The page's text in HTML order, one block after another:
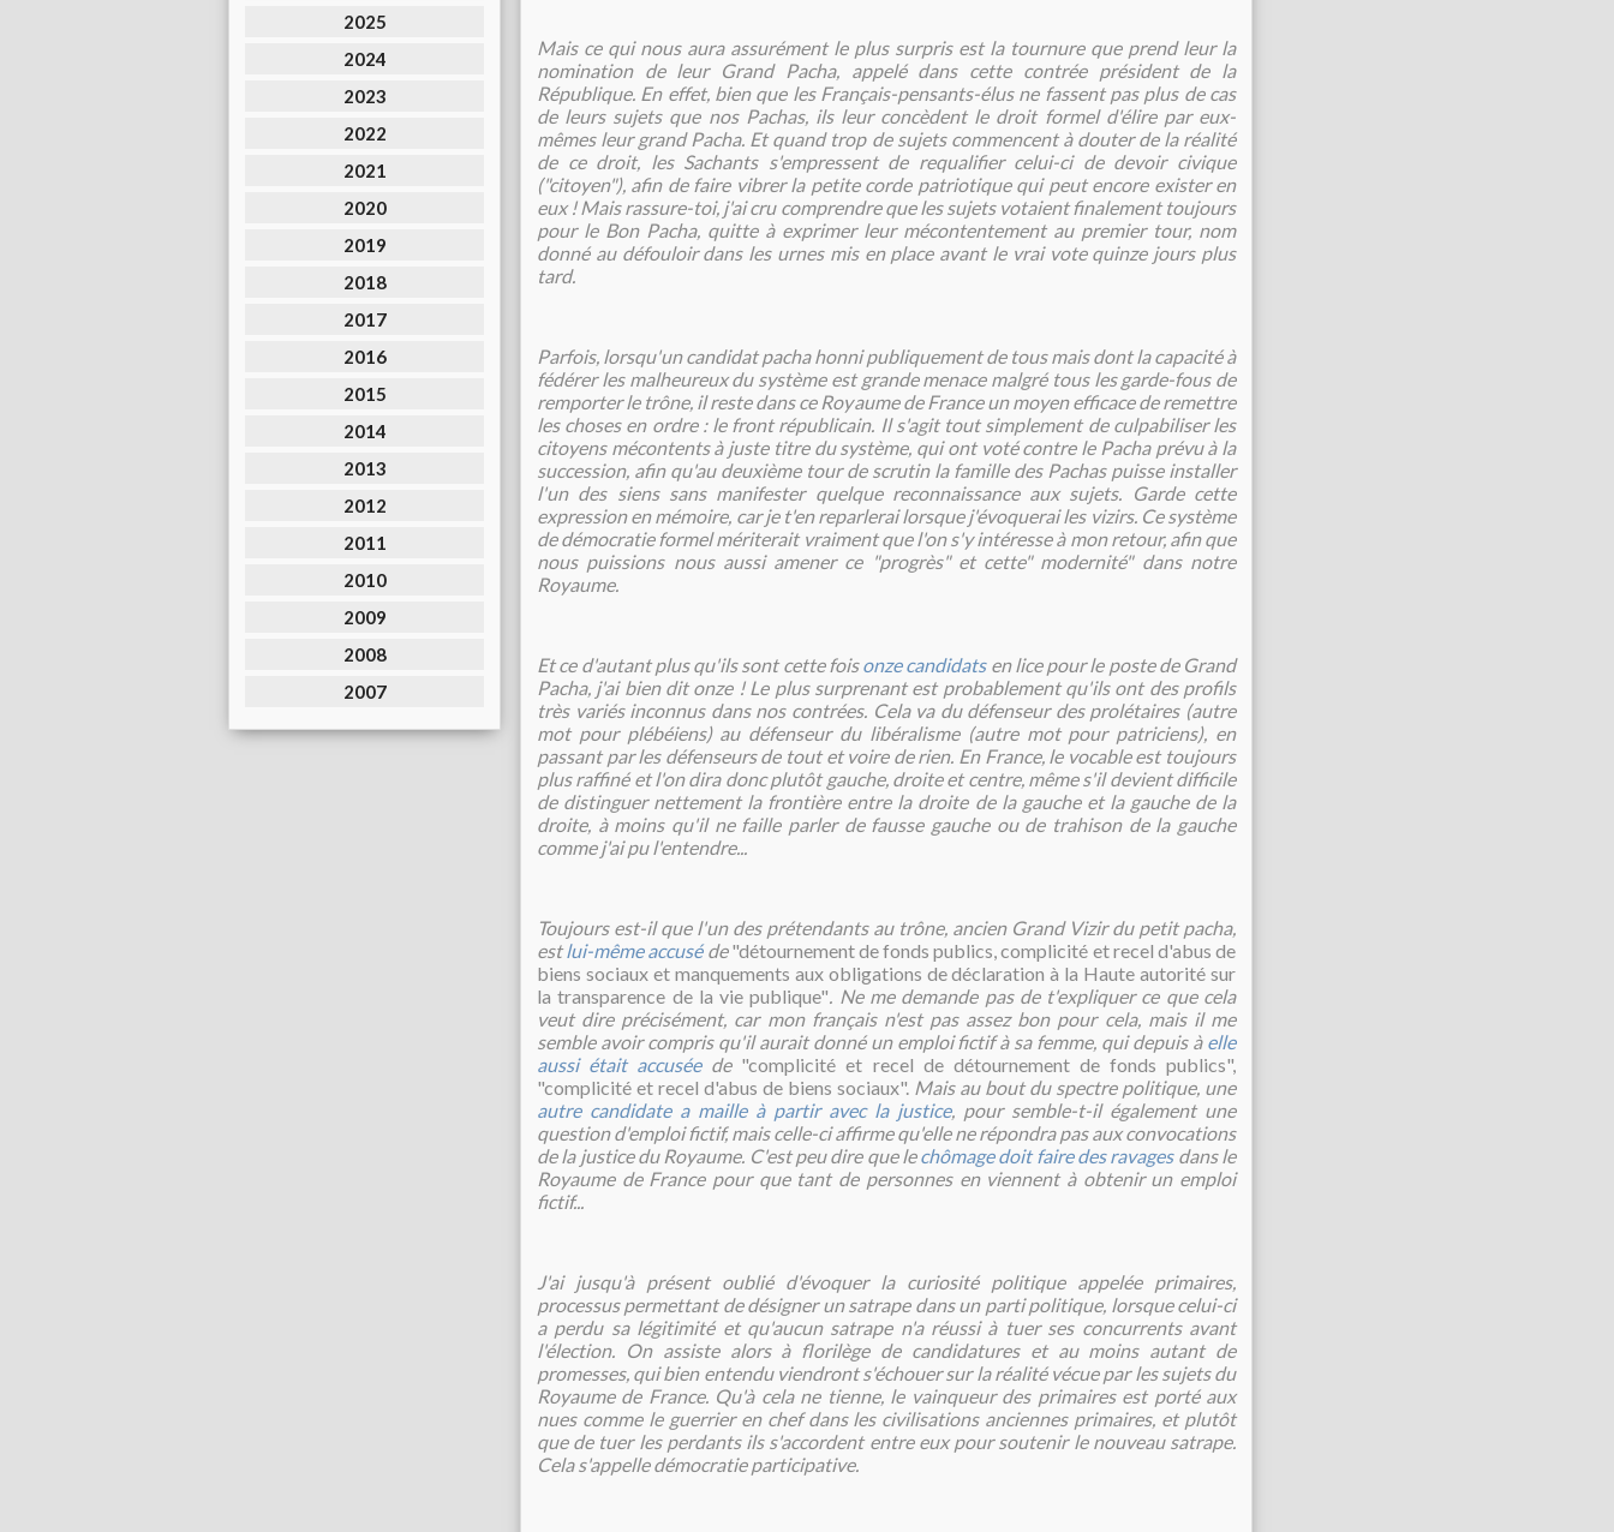
2025
2024
2023
2022
2021
2020
2019
2018
2017
2016
2015
2014
2013
2012
2011
2010
2009
2008
2007
Mais ce qui nous aura assurément le plus surpris est la tournure que prend leur la
nomination de leur Grand Pacha, appelé dans cette contrée président de la
République. En effet, bien que les Français-pensants-élus ne fassent pas plus de cas
de leurs sujets que nos Pachas, ils leur concèdent le droit formel d'élire par eux-
mêmes leur grand Pacha. Et quand trop de sujets commencent à douter de la réalité
de ce droit, les Sachants s'empressent de requalifier celui-ci de devoir civique
("citoyen"), afin de faire vibrer la petite corde patriotique qui peut encore exister en
eux !Mais rassure-toi, j'ai cru comprendre que les sujets votaient finalement toujours
pour le Bon Pacha, quitte à exprimer leur mécontentement au premier tour, nom
donné au défouloir dans les urnes mis en place avant le vrai vote quinze jours plus
tard.
Parfois, lorsqu'un candidat pacha honni publiquement de tous mais dont la capacité à
fédérer les malheureux du système est grande menace malgré tous les garde-fous de
remporter le trône, il reste dans ce Royaume de France un moyen efficace de remettre
les choses en ordre : le front républicain. Il s'agit tout simplement de culpabiliser les
citoyens mécontents à juste titre du système, qui ont voté contre le Pacha prévu à la
succession, afin qu'au deuxième tour de scrutin la famille des Pachas puisse installer
l'un des siens sans manifester quelque reconnaissance aux sujets. Garde cette
expression en mémoire, car je t'en reparlerai lorsque j'évoquerai les vizirs. Ce système
de démocratie formel mériterait vraiment que l'on s'y intéresse à mon retour, afin que
nous puissions nous aussi amener ce "progrès" et cette" modernité" dans notre
Royaume.
Et ce d'autant plus qu'ils sont cette foisonze candidatsen lice pour le poste de Grand
Pacha, j'ai bien dit onze ! Le plus surprenant est probablement qu'ils ont des profils
très variés inconnus dans nos contrées. Cela va du défenseur des prolétaires (autre
mot pour plébéiens) au défenseur du libéralisme (autre mot pour patriciens), en
passant par les défenseurs de tout et voire de rien. En France, le vocable est toujours
plus raffiné et l'on dira donc plutôt gauche, droite et centre, même s'il devient difficile
de distinguer nettement la frontière entre la droite de la gauche et la gauche de la
droite, à moins qu'il ne faille parler de fausse gauche ou de trahison de la gauche
comme j'ai pu l'entendre...
Toujours est-il que l'un des prétendants au trône, ancien Grand Vizir du petit pacha,
estlui-même accuséde"détournement de fonds publics, complicité et recel d'abus de
biens sociaux et manquements aux obligations de déclaration à la Haute autorité sur
la transparence de la vie publique". Ne me demande pas de t'expliquer ce que cela
veut dire précisément, car mon français n'est pas assez bon pour cela, mais il me
semble avoir compris qu'il aurait donné un emploi fictif à sa femme, qui depuis à elle
aussi était accuséede"complicité et recel de détournement de fonds publics",
"complicité et recel d'abus de biens sociaux". Mais au bout du spectre politique, une
autre candidate a maille à partir avec la justice, pour semble-t-il également une
question d'emploi fictif, mais celle-ci affirme qu'elle ne répondra pas aux convocations
de la justice du Royaume. C'est peu dire que lechômage doit faire des ravagesdans le
Royaume de France pour que tant de personnes en viennent à obtenir un emploi
fictif...
J'ai jusqu'à présent oublié d'évoquer la curiosité politique appelée primaires,
processus permettant de désigner un satrape dans un parti politique, lorsque celui-ci
a perdu sa légitimité et qu'aucun satrape n'a réussi à tuer ses concurrents avant
l'élection. On assiste alors à florilège de candidatures et au moins autant de
promesses, qui bien entendu viendront s'échouer sur la réalité vécue par les sujets du
Royaume de France. Qu'à cela ne tienne, le vainqueur des primaires est porté aux
nues comme le guerrier en chef dans les civilisations anciennes primaires, et plutôt
que de tuer les perdants ils s'accordent entre eux pour soutenir le nouveau satrape.
Cela s'appelle démocratie participative.